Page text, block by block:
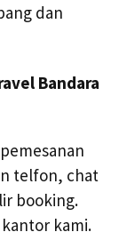
dan
Bandara
telfon, chat
booking.
kami.